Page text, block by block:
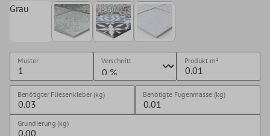
Grau
Muster Verschnitt Produkt m²
Benötigter Fliesenkleber (kg) Benötigte Fugenmasse (kg)
Grundierung (kg)